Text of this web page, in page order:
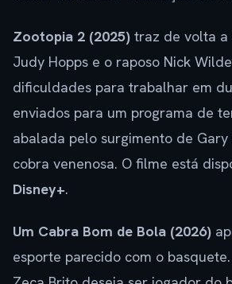
Zootopia 2 (2025) traz de volta a
Judy Hopps e o raposo Nick
dificuldades para trabalhar em
enviados para um programa de
abalada pelo surgimento de Gary
cobra venenosa. O filme está
Disney+.
Um Cabra Bom de Bola (2026)
esporte parecido com o